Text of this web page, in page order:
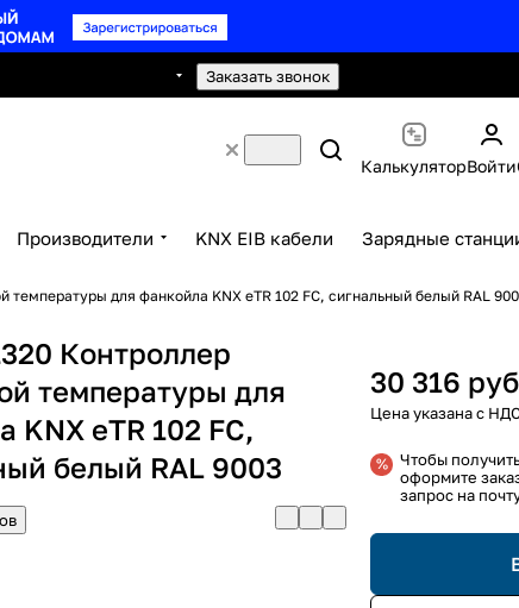
Заказать звонок
КалькуляторВойти
Производители KNX EIB кабели Зарядные
температуры для фанкойла KNX eTR 102 FC, сигнальный белый RAL
Контроллер
температуры для
KNX eTR 102 FC,
белый RAL 9003
30 316
Чтобы
оформите
запрос на